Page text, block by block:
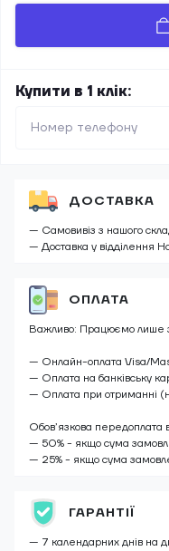
Купити в 1 клік:
ДОСТАВКА
— Самовивіз з нашого
— Доставка у відділення
ОПЛАТА
Важливо: Працюємо лише
— Онлайн-оплата Visa/
— Оплата на банківську
— Оплата при отриманні
Обов’язкова передоплата
— 50% - якщо сума
— 25% - якщо сума
ГАРАНТІЇ
— 7 календарних днів на